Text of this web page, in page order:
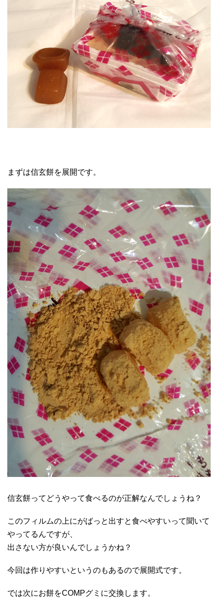
まずは信玄餅を展開です。
信玄餅ってどうやって食べるのが正解なんでしょうね？
このフィルムの上にがばっと出すと食べやすいって聞いて
やってるんですが、
出さない方が良いんでしょうかね？
今回は作りやすいというのもあるので展開式です。
では次にお餅をCOMPグミに交換します。